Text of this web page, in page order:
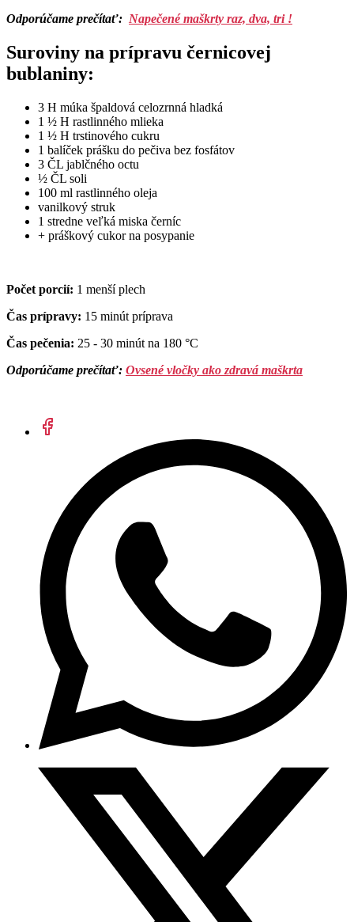
Odporúčame prečítať: Napečené maškrty raz, dva, tri !
Suroviny na prípravu černicovej
bublaniny:
3 H múka špaldová celozrnná hladká
1 ½ H rastlinného mlieka
1 ½ H trstinového cukru
1 balíček prášku do pečiva bez fosfátov
3 ČL jablčného octu
½ ČL soli
100 ml rastlinného oleja
vanilkový struk
1 stredne veľká miska černíc
+ práškový cukor na posypanie
Počet porcií: 1 menší plech
Čas prípravy: 15 minút príprava
Čas pečenia: 25 - 30 minút na 180 °C
Odporúčame prečítať: Ovsené vločky ako zdravá maškrta